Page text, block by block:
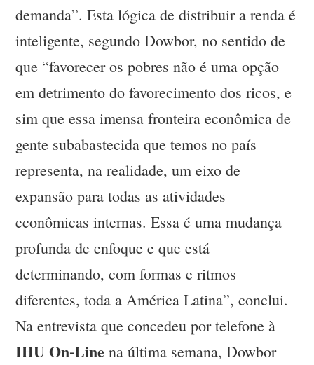
demanda”. Esta lógica de distribuir a renda é
inteligente, segundo Dowbor, no sentido de
que “favorecer os pobres não é uma opção
em detrimento do favorecimento dos ricos, e
sim que essa imensa fronteira econômica de
gente subabastecida que temos no país
representa, na realidade, um eixo de
expansão para todas as atividades
econômicas internas. Essa é uma mudança
profunda de enfoque e que está
determinando, com formas e ritmos
diferentes, toda a América Latina”, conclui.
Na entrevista que concedeu por telefone à
IHU On-Line na última semana, Dowbor